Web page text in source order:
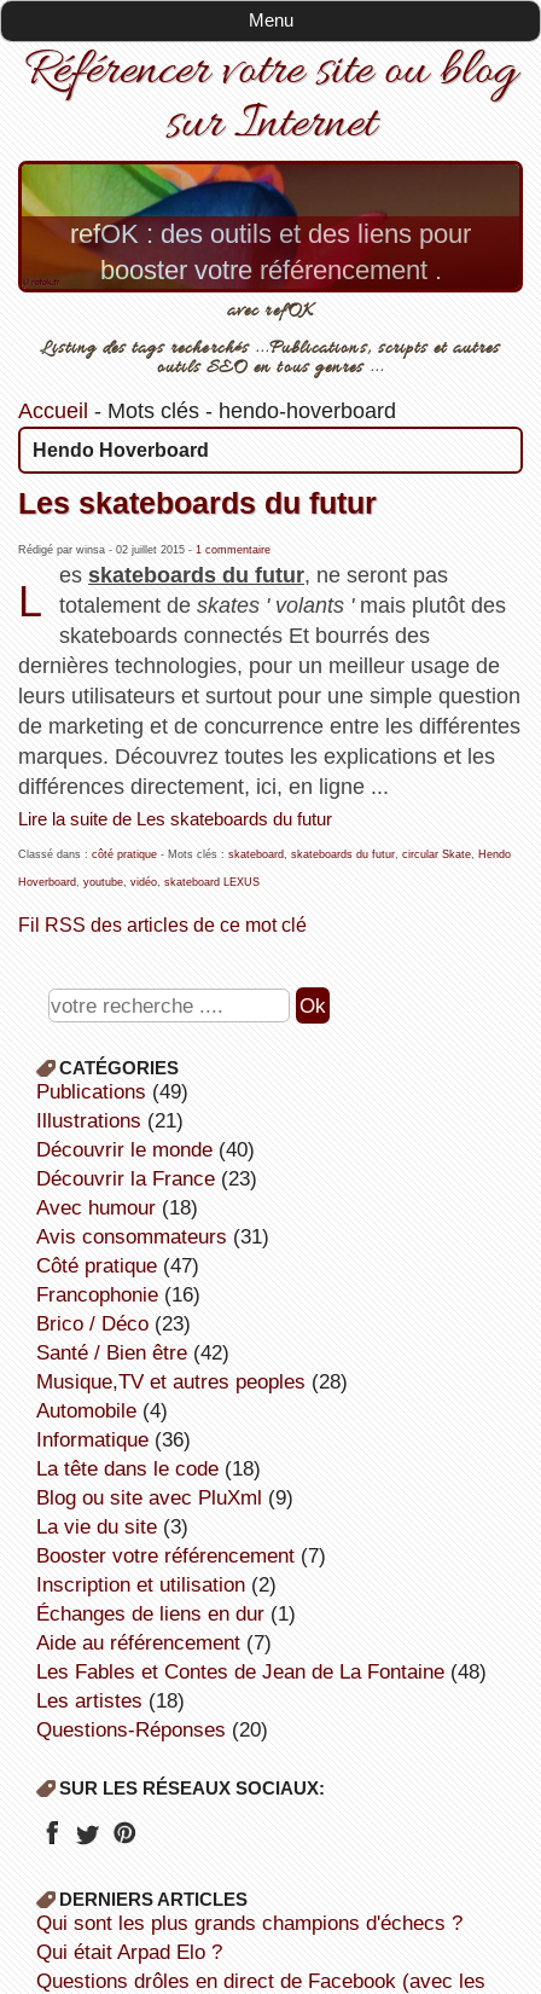
Menu
Référencer votre site ou blog
sur Internet
refOK : des outils et des liens pour
booster votre référencement .
avec refOK
Listing des tags recherchés ...Publications, scripts et autres
outils SEO en tous genres ...
Accueil - Mots clés- hendo-hoverboard
Hendo Hoverboard
Les skateboards du futur
Rédigé par winsa - 02 juillet 2015- 1 commentaire
L
esskateboards du futur, ne seront pas
totalement deskates ' volants 'mais plutôt des
skateboards connectés Et bourrés des
dernières technologies, pour un meilleur usage de
leurs utilisateurs et surtout pour une simple question
de marketing et de concurrence entre les différentes
marques. Découvrez toutes les explications et les
différences directement, ici, en ligne ...
Lire la suite de Les skateboards du futur
Classé dans : côté pratique- Mots clés : skateboard skateboards du futur, circular Skate, Hendo
Hoverboard youtube, vidéo, skateboard LEXUS
Fil RSS des articles de ce mot clé
CATÉGORIES
publications (49)
illustrations (21)
découvrir le monde(40)
découvrir la France(23)
avec humour(18)
avis consommateurs (31)
côté pratique(47)
Francophonie(16)
Brico / Déco(23)
Santé / Bien être(42)
Musique,TV et autres peoples (28)
Automobile(4)
informatique(36)
la tête dans le code(18)
Blog ou site avec PluXml (9)
la vie du site(3)
booster votre référencement(7)
inscription et utilisation(2)
échanges de liens en dur(1)
aide au référencement(7)
Les Fables et Contes de Jean de La Fontaine(48)
Les artistes (18)
Questions-Réponses (20)
SUR LES RÉSEAUX SOCIAUX:
DERNIERS ARTICLES
Qui sont les plus grands champions d'échecs ?
Qui était Arpad Elo ?
Questions drôles en direct de Facebook (avec les